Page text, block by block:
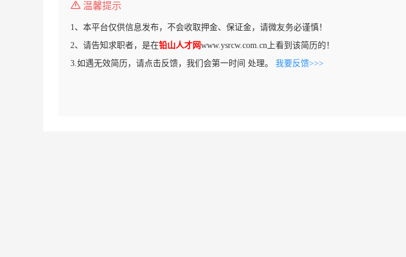
温馨提示
1、本平台仅供信息发布，不会收取押金、保证金，请微友务必谨慎！
2、请告知求职者，是在铅山人才网www.ysrcw.com.cn上看到该简历的！
3.如遇无效简历，请点击反馈，我们会第一时间 处理。 我要反馈>>>